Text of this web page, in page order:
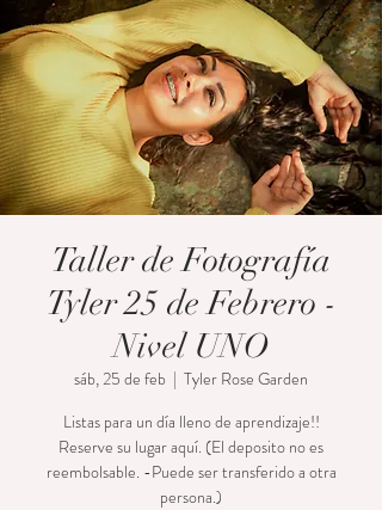
Taller de Fotografía
Tyler 25 de Febrero -
Nivel UNO
sáb, 25 de feb
  |
Tyler Rose Garden
Listas para un día lleno de aprendizaje!!
Reserve su lugar aquí. (El deposito no es
reembolsable. -Puede ser transferido a otra
persona.)